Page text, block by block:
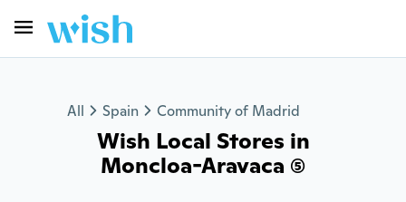
All Spain Community of Madrid
Wish Local Stores in
Moncloa-Aravaca (5)